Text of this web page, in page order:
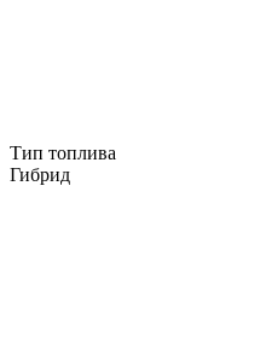
Тип топлива
Гибрид